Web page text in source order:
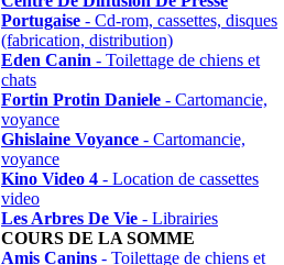
Portugaise - Cd-rom, cassettes, disques
(fabrication, distribution)
Eden Canin - Toilettage de chiens et
chats
Fortin Protin Daniele - Cartomancie,
voyance
Ghislaine Voyance - Cartomancie,
voyance
Kino Video 4 - Location de cassettes
video
Les Arbres De Vie - Librairies
COURS DE LA SOMME
Amis Canins - Toilettage de chiens et